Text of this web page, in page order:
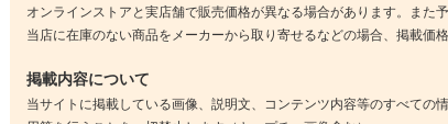
オンラインストアと実店舗で販売価格が異なる場合があります。また
当店に在庫のない商品をメーカーから取り寄せるなどの場合、掲載価
掲載内容について
当サイトに掲載している画像、説明文、コンテンツ内容等のすべての